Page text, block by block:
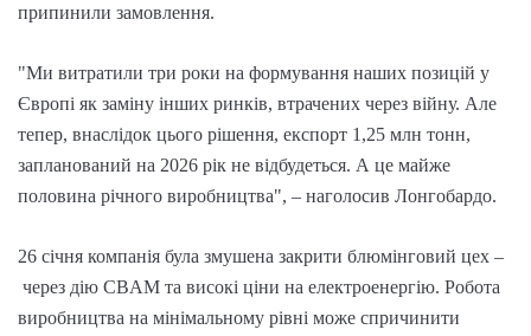
припинили замовлення.
"Ми витратили три роки на формування наших позицій у
Європі як заміну інших ринків, втрачених через війну. Але
тепер, внаслідок цього рішення, експорт 1,25 млн тонн,
запланований на 2026 рік не відбудеться. А це майже
половина річного виробництва", – наголосив Лонгобардо.
26 січня компанія була змушена закрити блюмінговий цех –
через дію CBAM та високі ціни на електроенергію. Робота
виробництва на мінімальному рівні може спричинити